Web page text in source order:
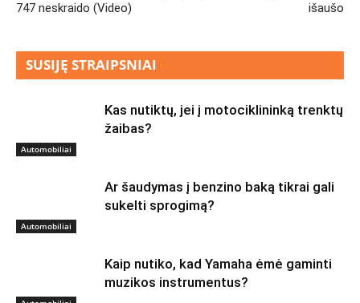
747 neskraido (Video)
išaušo
SUSIJĘ STRAIPSNIAI
Automobiliai
Kas nutiktų, jei į motociklininką trenktų
žaibas?
Automobiliai
Ar šaudymas į benzino baką tikrai gali
sukelti sprogimą?
Kaip nutiko, kad Yamaha ėmė gaminti
muzikos instrumentus?